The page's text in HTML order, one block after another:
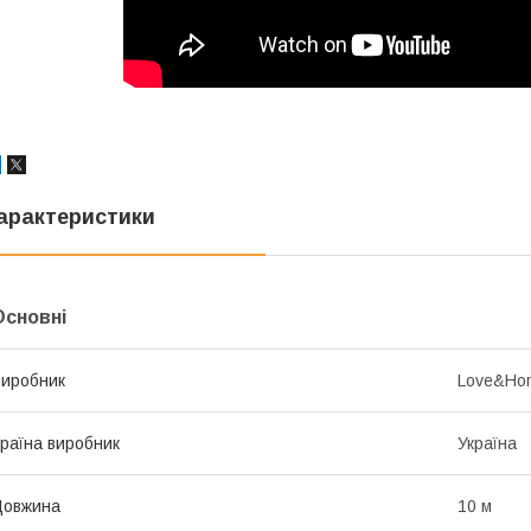
виробник Україна
10 м